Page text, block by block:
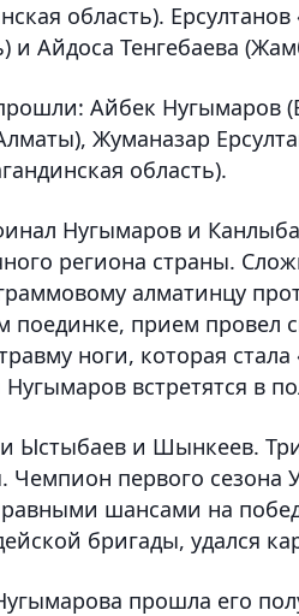
область).
и Айдоса Тенгебаева
Айбек Нугымаров
Жуманазар
область).
Нугымаров и
региона страны.
алматинцу
поединке, прием
ноги, которая
Нугымаров встретятся в
Ыстыбаев и Шынкеев.
первого сезона
равными шансами на
бригады, удался
прошла его